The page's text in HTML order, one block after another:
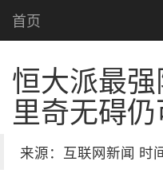
首页
恒大派最
里奇无碍
来源：互联网新闻 时